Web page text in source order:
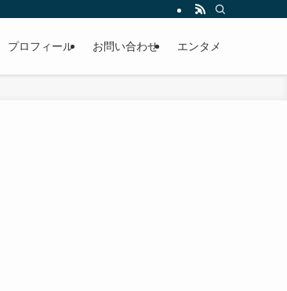
プロフィール お問い合わせ エンタメ